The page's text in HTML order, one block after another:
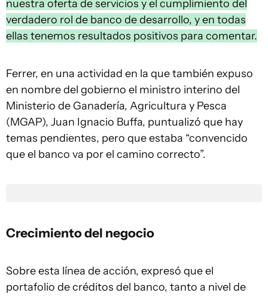
nuestra oferta de servicios y el cumplimiento del
verdadero rol de banco de desarrollo, y en todas
ellas tenemos resultados positivos para comentar.
Ferrer, en una actividad en la que también expuso
en nombre del gobierno el ministro interino del
Ministerio de Ganadería, Agricultura y Pesca
(MGAP), Juan Ignacio Buffa, puntualizó que hay
temas pendientes, pero que estaba “convencido
que el banco va por el camino correcto”.
Crecimiento del negocio
Sobre esta línea de acción, expresó que el
portafolio de créditos del banco, tanto a nivel de